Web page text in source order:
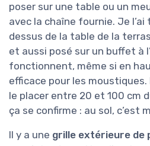
poser sur une table ou un
avec la chaîne fournie. Je
dessus de la table de la
et aussi posé sur un buffet à
fonctionnent, même si en
efficace pour les
le placer entre 20 et 100 cm
ça se confirme : au sol, c’est
Il y a une grille extérieure de